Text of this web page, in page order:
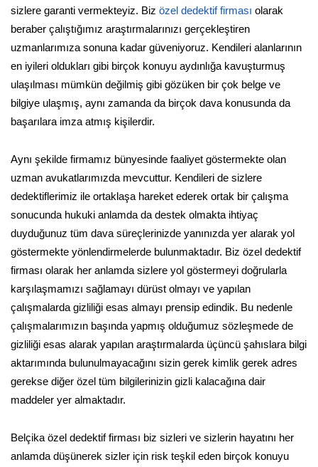
sizlere garanti vermekteyiz. Biz özel dedektif firması olarak
beraber çalıştığımız araştırmalarınızı gerçekleştiren
uzmanlarımıza sonuna kadar güveniyoruz. Kendileri alanlarının
en iyileri oldukları gibi birçok konuyu aydınlığa kavuşturmuş
ulaşılması mümkün değilmiş gibi gözüken bir çok belge ve
bilgiye ulaşmış, aynı zamanda da birçok dava konusunda da
başarılara imza atmış kişilerdir.
Aynı şekilde firmamız bünyesinde faaliyet göstermekte olan
uzman avukatlarımızda mevcuttur. Kendileri de sizlere
dedektiflerimiz ile ortaklaşa hareket ederek ortak bir çalışma
sonucunda hukuki anlamda da destek olmakta ihtiyaç
duyduğunuz tüm dava süreçlerinizde yanınızda yer alarak yol
göstermekte yönlendirmelerde bulunmaktadır. Biz özel dedektif
firması olarak her anlamda sizlere yol göstermeyi doğrularla
karşılaşmamızı sağlamayı dürüst olmayı ve yapılan
çalışmalarda gizliliği esas almayı prensip edindik. Bu nedenle
çalışmalarımızın başında yapmış olduğumuz sözleşmede de
gizliliği esas alarak yapılan araştırmalarda üçüncü şahıslara bilgi
aktarımında bulunulmayacağını sizin gerek kimlik gerek adres
gerekse diğer özel tüm bilgilerinizin gizli kalacağına dair
maddeler yer almaktadır.
Belçika özel dedektif firması biz sizleri ve sizlerin hayatını her
anlamda düşünerek sizler için risk teşkil eden birçok konuyu